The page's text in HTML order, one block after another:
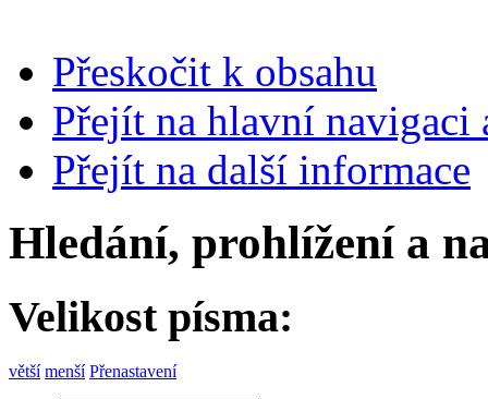
Přeskočit k obsahu
Přejít na hlavní navigaci
Přejít na další informace
Hledání, prohlížení a
Velikost písma:
větší menší Přenastavení